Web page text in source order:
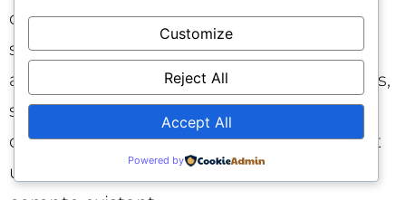
des IP inhabituelles, ou des modifications
soudaines de fichiers. Les journaux
applicatifs et serveur, s’ils sont disponibles,
sont précieux pour repérer des requêtes
de création de clients LatePoint associant
un identifiant utilisateur WordPress à un
Customize
Reject All
Accept All
Powered by